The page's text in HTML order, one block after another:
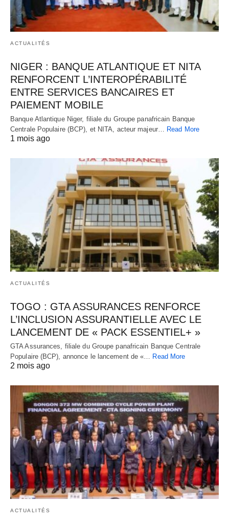
ACTUALITÉS
NIGER : BANQUE ATLANTIQUE ET NITA
RENFORCENT L’INTEROPÉRABILITÉ
ENTRE SERVICES BANCAIRES ET
PAIEMENT MOBILE
Banque Atlantique Niger, filiale du Groupe panafricain Banque
Centrale Populaire (BCP), et NITA, acteur majeur… Read More
1 mois ago
ACTUALITÉS
TOGO : GTA ASSURANCES RENFORCE
L’INCLUSION ASSURANTIELLE AVEC LE
LANCEMENT DE « PACK ESSENTIEL+ »
GTA Assurances, filiale du Groupe panafricain Banque Centrale
Populaire (BCP), annonce le lancement de «… Read More
2 mois ago
ACTUALITÉS